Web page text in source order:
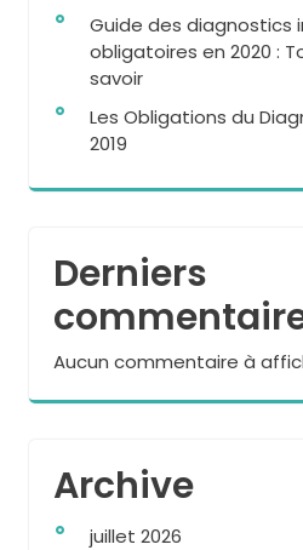
Guide des diagnostics
obligatoires en 2020 :
savoir
Les Obligations du
2019
Derniers
Aucun commentaire à
Archive
juillet 2026